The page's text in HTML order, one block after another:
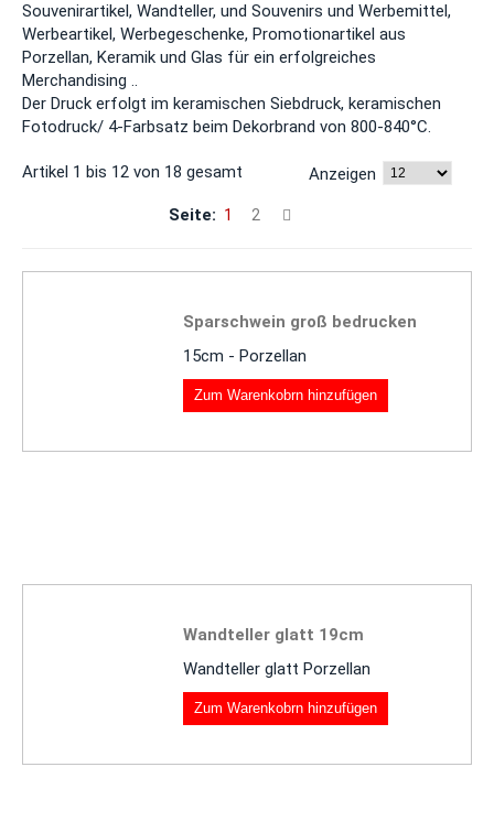
Souvenirartikel, Wandteller, und Souvenirs und Werbemittel,
Werbeartikel, Werbegeschenke, Promotionartikel aus
Porzellan, Keramik und Glas für ein erfolgreiches
Merchandising ..
Der Druck erfolgt im keramischen Siebdruck, keramischen
Fotodruck/ 4-Farbsatz beim Dekorbrand von 800-840°C.
Artikel 1 bis 12 von 18 gesamt Anzeigen
Seite: 1 2
Sparschwein groß bedrucken
15cm - Porzellan
Zum Warenkobrn hinzufügen
Wandteller glatt 19cm
Wandteller glatt Porzellan
Zum Warenkobrn hinzufügen